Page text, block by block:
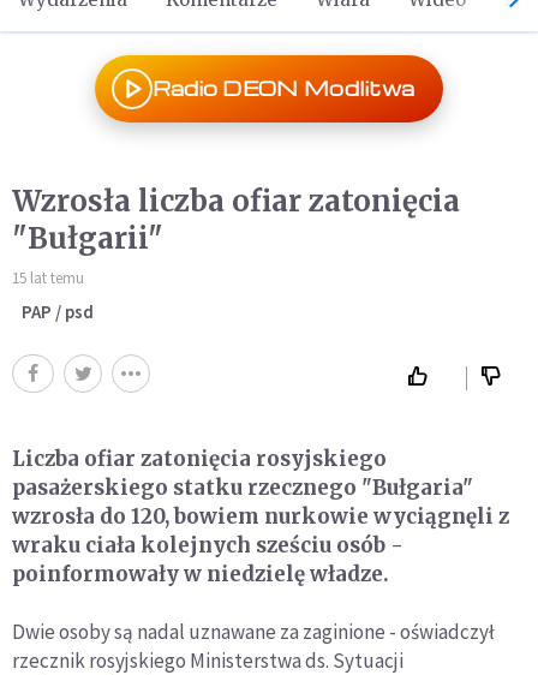
Radio DEON Modlitwa
Wzrosła liczba ofiar zatonięcia
"Bułgarii"
15 lat temu
PAP / psd
Liczba ofiar zatonięcia rosyjskiego
pasażerskiego statku rzecznego "Bułgaria"
wzrosła do 120, bowiem nurkowie wyciągnęli z
wraku ciała kolejnych sześciu osób -
poinformowały w niedzielę władze.
Dwie osoby są nadal uznawane za zaginione - oświadczył
rzecznik rosyjskiego Ministerstwa ds. Sytuacji